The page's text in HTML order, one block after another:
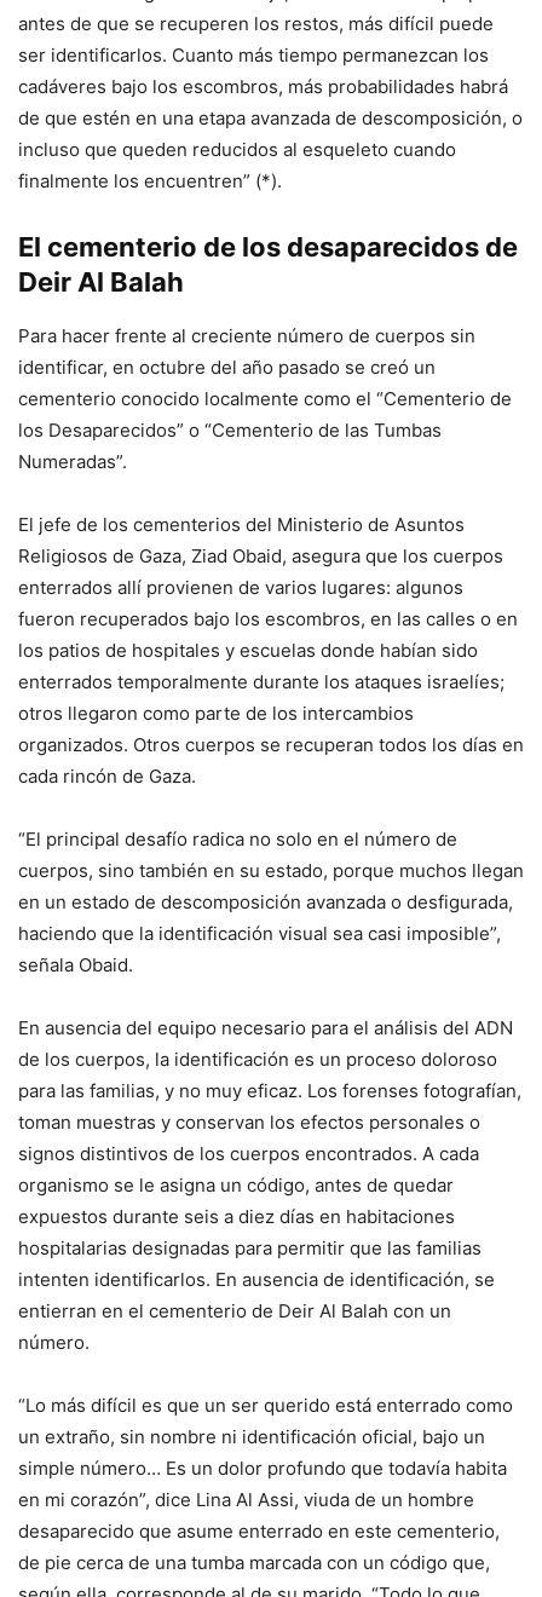
antes de que se recuperen los restos, más difícil puede
ser identificarlos. Cuanto más tiempo permanezcan los
cadáveres bajo los escombros, más probabilidades habrá
de que estén en una etapa avanzada de descomposición, o
incluso que queden reducidos al esqueleto cuando
finalmente los encuentren” (*).
El cementerio de los desaparecidos de
Deir Al Balah
Para hacer frente al creciente número de cuerpos sin
identificar, en octubre del año pasado se creó un
cementerio conocido localmente como el “Cementerio de
los Desaparecidos” o “Cementerio de las Tumbas
Numeradas”.
El jefe de los cementerios del Ministerio de Asuntos
Religiosos de Gaza, Ziad Obaid, asegura que los cuerpos
enterrados allí provienen de varios lugares: algunos
fueron recuperados bajo los escombros, en las calles o en
los patios de hospitales y escuelas donde habían sido
enterrados temporalmente durante los ataques israelíes;
otros llegaron como parte de los intercambios
organizados. Otros cuerpos se recuperan todos los días en
cada rincón de Gaza.
“El principal desafío radica no solo en el número de
cuerpos, sino también en su estado, porque muchos llegan
en un estado de descomposición avanzada o desfigurada,
haciendo que la identificación visual sea casi imposible”,
señala Obaid.
En ausencia del equipo necesario para el análisis del ADN
de los cuerpos, la identificación es un proceso doloroso
para las familias, y no muy eficaz. Los forenses fotografían,
toman muestras y conservan los efectos personales o
signos distintivos de los cuerpos encontrados. A cada
organismo se le asigna un código, antes de quedar
expuestos durante seis a diez días en habitaciones
hospitalarias designadas para permitir que las familias
intenten identificarlos. En ausencia de identificación, se
entierran en el cementerio de Deir Al Balah con un
número.
“Lo más difícil es que un ser querido está enterrado como
un extraño, sin nombre ni identificación oficial, bajo un
simple número… Es un dolor profundo que todavía habita
en mi corazón”, dice Lina Al Assi, viuda de un hombre
desaparecido que asume enterrado en este cementerio,
de pie cerca de una tumba marcada con un código que,